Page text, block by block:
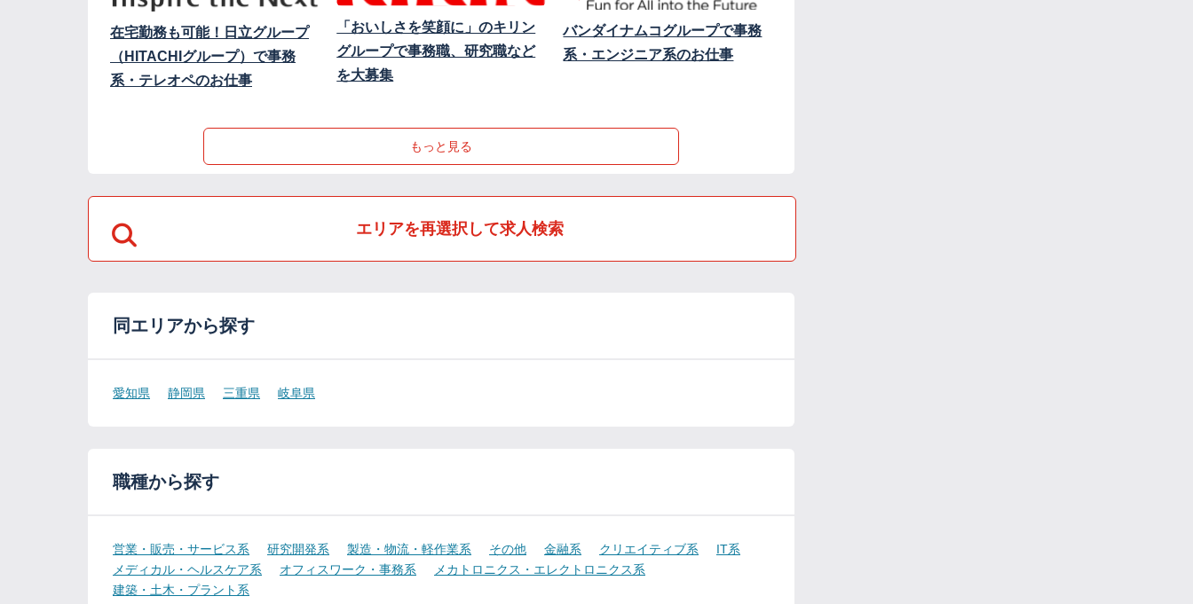
在宅勤務も可能！日立グループ
（HITACHIグループ）で事務
系・テレオペのお仕事
「おいしさを笑顔に」のキリン
グループで事務職、研究職など
を大募集
バンダイナムコグループで事務
系・エンジニア系のお仕事
もっと見る
エリアを再選択して求人検索
同エリアから探す
愛知県 静岡県 三重県 岐阜県
職種から探す
営業・販売・サービス系 研究開発系 製造・物流・軽作業系 その他 金融系 クリエイティブ系
IT系
メディカル・ヘルスケア系
オフィスワーク・事務系
メカトロニクス・エレクトロニクス系
建築・土木・プラント系